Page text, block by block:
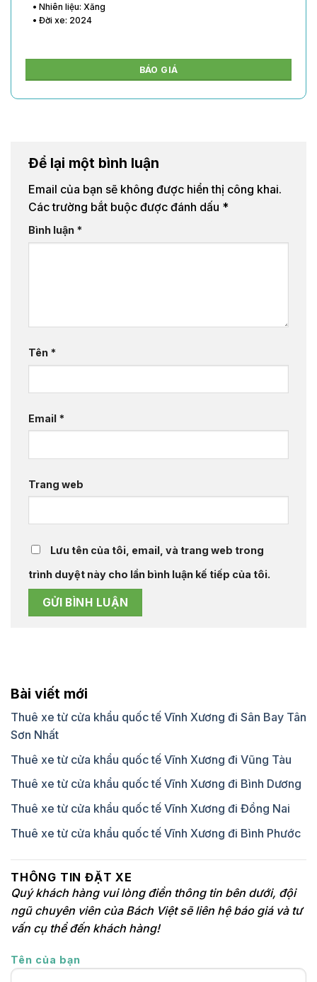
• Nhiên liệu: Xăng
• Đời xe: 2024
BÁO GIÁ
Để lại một bình luận
Email của bạn sẽ không được hiển thị công khai.
Các trường bắt buộc được đánh dấu *
Bình luận *
Tên *
Email *
Trang web
Lưu tên của tôi, email, và trang web trong
trình duyệt này cho lần bình luận kế tiếp của tôi.
Bài viết mới
Thuê xe từ cửa khẩu quốc tế Vĩnh Xương đi Sân Bay Tân
Sơn Nhất
Thuê xe từ cửa khẩu quốc tế Vĩnh Xương đi Vũng Tàu
Thuê xe từ cửa khẩu quốc tế Vĩnh Xương đi Bình Dương
Thuê xe từ cửa khẩu quốc tế Vĩnh Xương đi Đồng Nai
Thuê xe từ cửa khẩu quốc tế Vĩnh Xương đi Bình Phước
THÔNG TIN ĐẶT XE
Quý khách hàng vui lòng điền thông tin bên dưới, đội
ngũ chuyên viên của Bách Việt sẽ liên hệ báo giá và tư
vấn cụ thể đến khách hàng!
Tên của bạn